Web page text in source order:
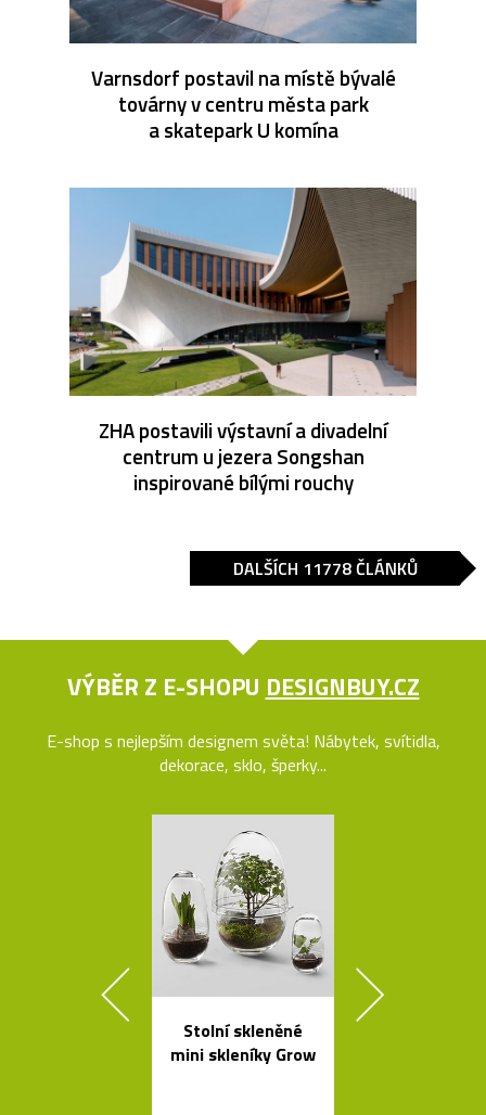
Varnsdorf postavil na místě bývalé
továrny v centru města park
a skatepark U komína
ZHA postavili výstavní a divadelní
centrum u jezera Songshan
inspirované bílými rouchy
DALŠÍCH 11778 ČLÁNKŮ
VÝBĚR Z E-SHOPU DESIGNBUY.CZ
E-shop s nejlepším designem světa! Nábytek, svítidla,
dekorace, sklo, šperky...
Stolní skleněné
mini skleníky Grow